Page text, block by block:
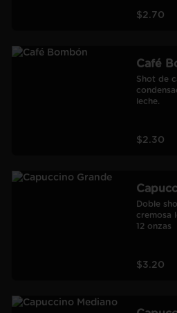
$2.70
Café
Shot de
leche.
$2.30
Doble
cremosa
12 onzas
$3.20